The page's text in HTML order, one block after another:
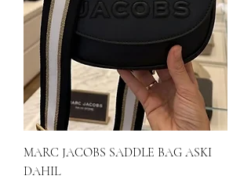
MARC JACOBS SADDLE BAG ASKI
DAHIL